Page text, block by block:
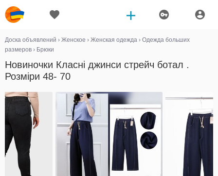
Доска объявлений › Женское › Женская одежда › Одежда больших
размеров › Брюки
Новиночки Класні джинси стрейч ботал .
Розміри 48- 70